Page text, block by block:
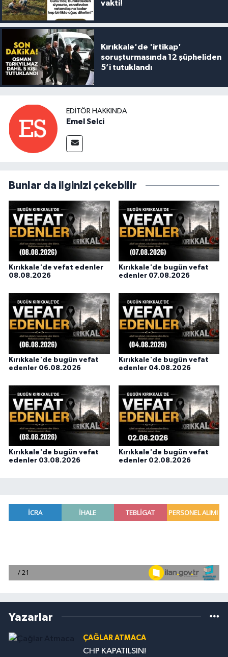
vakti!
Kırıkkale'de 'irtikap'
soruşturmasında 12 şüpheliden
5’i tutuklandı
EDITÖR HAKKINDA
Emel Selci
Bunlar da ilginizi çekebilir
Kırıkkale'de vefat edenler
08.08.2026
Kırıkkale'de bugün vefat
edenler 07.08.2026
Kırıkkale'de bugün vefat
edenler 06.08.2026
Kırıkkale'de bugün vefat
edenler 04.08.2026
Kırıkkale'de bugün vefat
edenler 03.08.2026
Kırıkkale'de bugün vefat
edenler 02.08.2026
Yazarlar
ÇAĞLAR ATMACA
CHP KAPATILSIN!